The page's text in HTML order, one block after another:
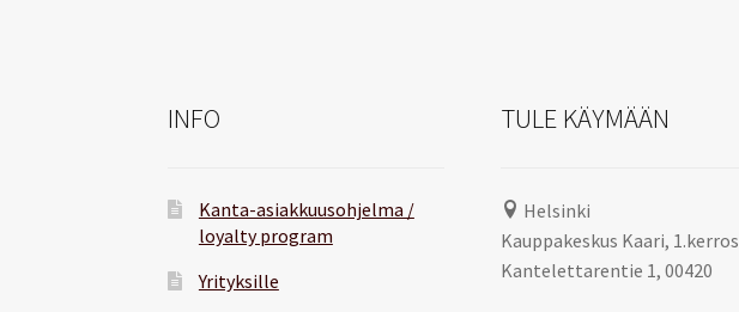
INFO
Kanta-asiakkuusohjelma /
loyalty program
Yrityksille
TULE KÄYMÄÄN
Helsinki
Kauppakeskus Kaari, 1.kerros
Kantelettarentie 1, 00420